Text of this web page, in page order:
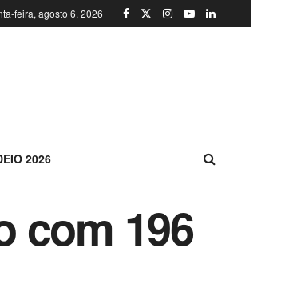
feira, agosto 6, 2026
2026
com 196